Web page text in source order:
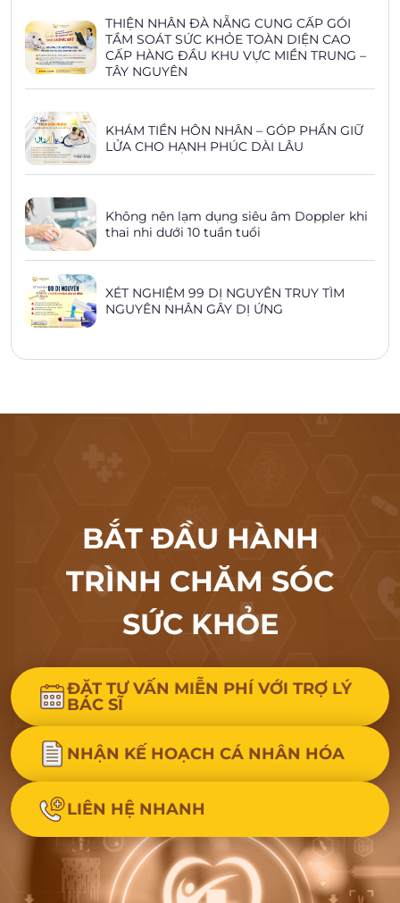
THIỆN NHÂN ĐÀ NẴNG CUNG CẤP GÓI
TẦM SOÁT SỨC KHỎE TOÀN DIỆN CAO
CẤP HÀNG ĐẦU KHU VỰC MIỀN TRUNG –
TÂY NGUYÊN
KHÁM TIỀN HÔN NHÂN – GÓP PHẦN GIỮ
LỬA CHO HẠNH PHÚC DÀI LÂU
Không nên lạm dụng siêu âm Doppler khi
thai nhi dưới 10 tuần tuổi
XÉT NGHIỆM 99 DỊ NGUYÊN TRUY TÌM
NGUYÊN NHÂN GÂY DỊ ỨNG
BẮT ĐẦU HÀNH
TRÌNH CHĂM SÓC
SỨC KHỎE
ĐẶT TƯ VẤN MIỄN PHÍ VỚI TRỢ LÝ
BÁC SĨ
NHẬN KẾ HOẠCH CÁ NHÂN HÓA
LIÊN HỆ NHANH